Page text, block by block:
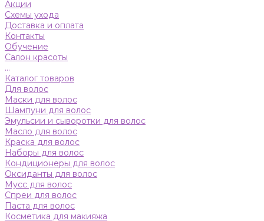
Акции
Схемы ухода
Доставка и оплата
Контакты
Обучение
Салон красоты
...
Каталог товаров
Для волос
Маски для волос
Шампуни для волос
Эмульсии и сыворотки для волос
Масло для волос
Краска для волос
Наборы для волос
Кондиционеры для волос
Оксиданты для волос
Мусс для волос
Спреи для волос
Паста для волос
Косметика для макияжа